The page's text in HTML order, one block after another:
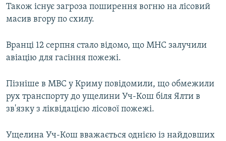
Також існує загроза поширення вогню на лісовий
масив вгору по схилу.
Вранці 12 серпня стало відомо, що МНС залучили
авіацію для гасіння пожежі.
Пізніше в МВС у Криму повідомили, що обмежили
рух транспорту до ущелини Уч-Кош біля Ялти в
зв'язку з ліквідацією лісової пожежі.
Ущелина Уч-Кош вважається однією із найдовших